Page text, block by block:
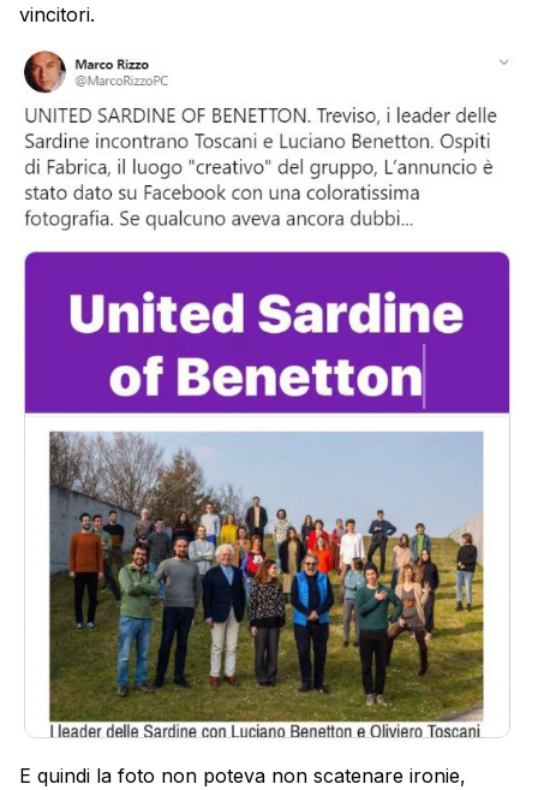
vincitori.
E quindi la foto non poteva non scatenare ironie,